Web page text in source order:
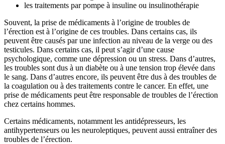
les traitements par pompe à insuline ou insulinothérapie
Souvent, la prise de médicaments à l’origine de troubles de
l’érection est à l’origine de ces troubles. Dans certains cas, ils
peuvent être causés par une infection au niveau de la verge ou des
testicules. Dans certains cas, il peut s’agir d’une cause
psychologique, comme une dépression ou un stress. Dans d’autres,
les troubles sont dus à un diabète ou à une tension trop élevée dans
le sang. Dans d’autres encore, ils peuvent être dus à des troubles de
la coagulation ou à des traitements contre le cancer. En effet, une
prise de médicaments peut être responsable de troubles de l’érection
chez certains hommes.
Certains médicaments, notamment les antidépresseurs, les
antihypertenseurs ou les neuroleptiques, peuvent aussi entraîner des
troubles de l’érection.